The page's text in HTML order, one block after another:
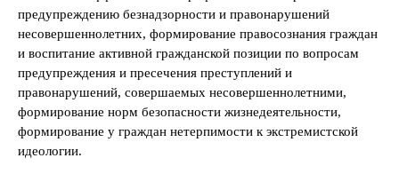
предупреждению безнадзорности и правонарушений
несовершеннолетних, формирование правосознания граждан
и воспитание активной гражданской позиции по вопросам
предупреждения и пресечения преступлений и
правонарушений, совершаемых несовершеннолетними,
формирование норм безопасности жизнедеятельности,
формирование у граждан нетерпимости к экстремистской
идеологии.